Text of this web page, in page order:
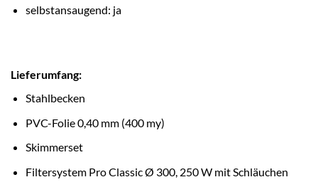
selbstansaugend: ja
Lieferumfang:
Stahlbecken
PVC-Folie 0,40 mm (400 my)
Skimmerset
Filtersystem Pro Classic Ø 300, 250 W mit Schläuchen